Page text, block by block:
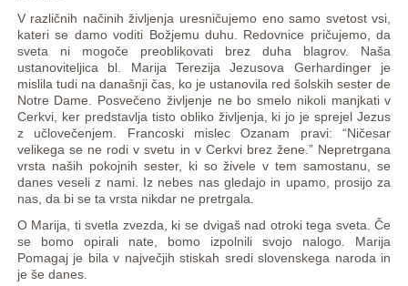
V različnih načinih življenja uresničujemo eno samo svetost vsi,
kateri se damo voditi Božjemu duhu. Redovnice pričujemo, da
sveta ni mogoče preoblikovati brez duha blagrov. Naša
ustanoviteljica bl. Marija Terezija Jezusova Gerhardinger je
mislila tudi na današnji čas, ko je ustanovila red šolskih sester de
Notre Dame. Posvečeno življenje ne bo smelo nikoli manjkati v
Cerkvi, ker predstavlja tisto obliko življenja, ki jo je sprejel Jezus
z učlovečenjem. Francoski mislec Ozanam pravi: “Ničesar
velikega se ne rodi v svetu in v Cerkvi brez žene.” Nepretrgana
vrsta naših pokojnih sester, ki so živele v tem samostanu, se
danes veseli z nami. Iz nebes nas gledajo in upamo, prosijo za
nas, da bi se ta vrsta nikdar ne pretrgala.
O Marija, ti svetla zvezda, ki se dvigaš nad otroki tega sveta. Če
se bomo opirali nate, bomo izpolnili svojo nalogo. Marija
Pomagaj je bila v največjih stiskah sredi slovenskega naroda in
je še danes.